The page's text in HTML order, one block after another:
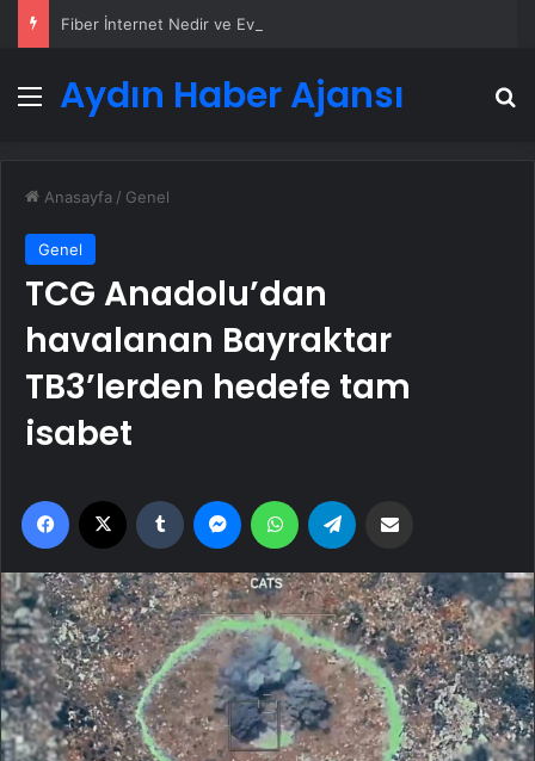
Fiber İnternet Nedir ve Ev İnterneti Nasıl Seçilir
Menü
Aydın Haber Ajansı
Anasayfa / Genel
Genel
TCG Anadolu’dan
havalanan Bayraktar
TB3’lerden hedefe tam
isabet
Facebook Tumblr MessengerWhatsApp